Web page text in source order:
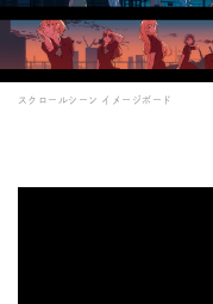
スクロールシーン イメージボード